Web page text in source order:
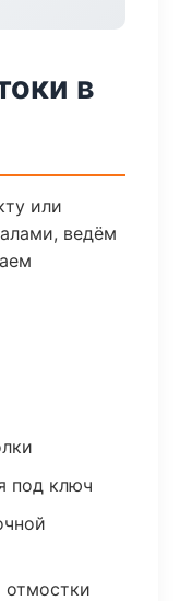
в
или
ведём
под ключ
отмостки